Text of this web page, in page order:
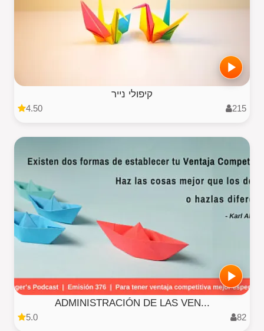
קיפולי נייר
4.50 215
ADMINISTRACIÓN DE LAS VEN...
5.0 82